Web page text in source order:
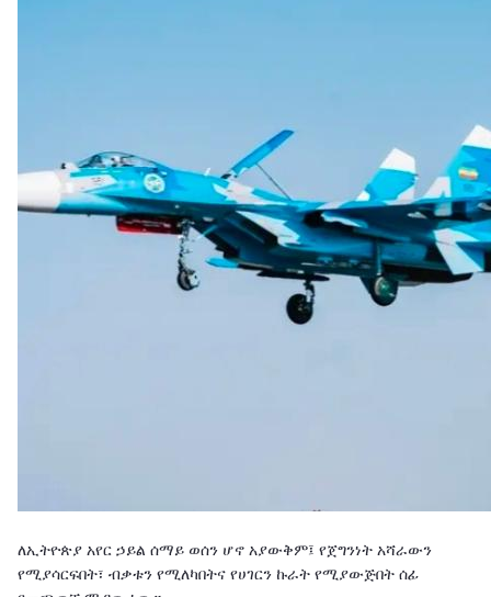
ለኢትዮጵያ አየር ኃይል ሰማይ ወሰን ሆኖ አያውቅም፤ የጀግንነት አሻራውን
የሚያሳርፍበት፣ ብቃቱን የሚለካበትና የሀገርን ኩራት የሚያውጅበት ሰፊ